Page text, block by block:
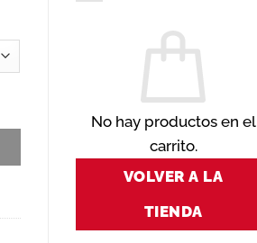
No hay productos en el
carrito.
VOLVER A LA
TIENDA